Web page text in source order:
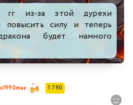
из-за этой дурехи
повысить силу и теперь
будет намного
1 790